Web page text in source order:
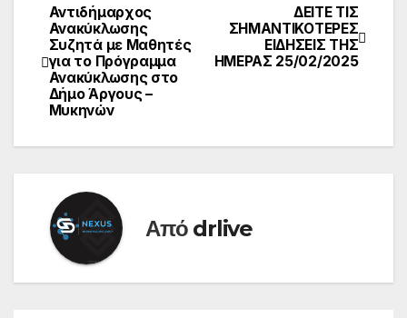
ΔΕΙΤΕ ΤΙΣ
ΣΗΜΑΝΤΙΚΟΤΕΡΕΣ
ΕΙΔΗΣΕΙΣ ΤΗΣ
ΗΜΕΡΑΣ 25/02/2025
Αντιδήμαρχος
Ανακύκλωσης
Συζητά με Μαθητές
για το Πρόγραμμα
Ανακύκλωσης στο
Δήμο Άργους –
Μυκηνών
Από drlive